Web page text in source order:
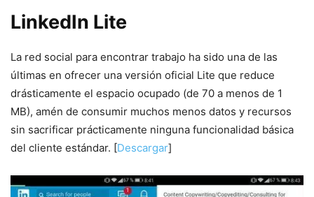
LinkedIn Lite
La red social para encontrar trabajo ha sido una de las
últimas en ofrecer una versión oficial Lite que reduce
drásticamente el espacio ocupado (de 70 a menos de 1
MB), amén de consumir muchos menos datos y recursos
sin sacrificar prácticamente ninguna funcionalidad básica
del cliente estándar. [Descargar]